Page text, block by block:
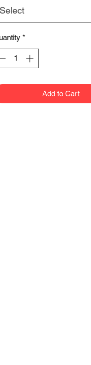
Select
*
Add to Cart